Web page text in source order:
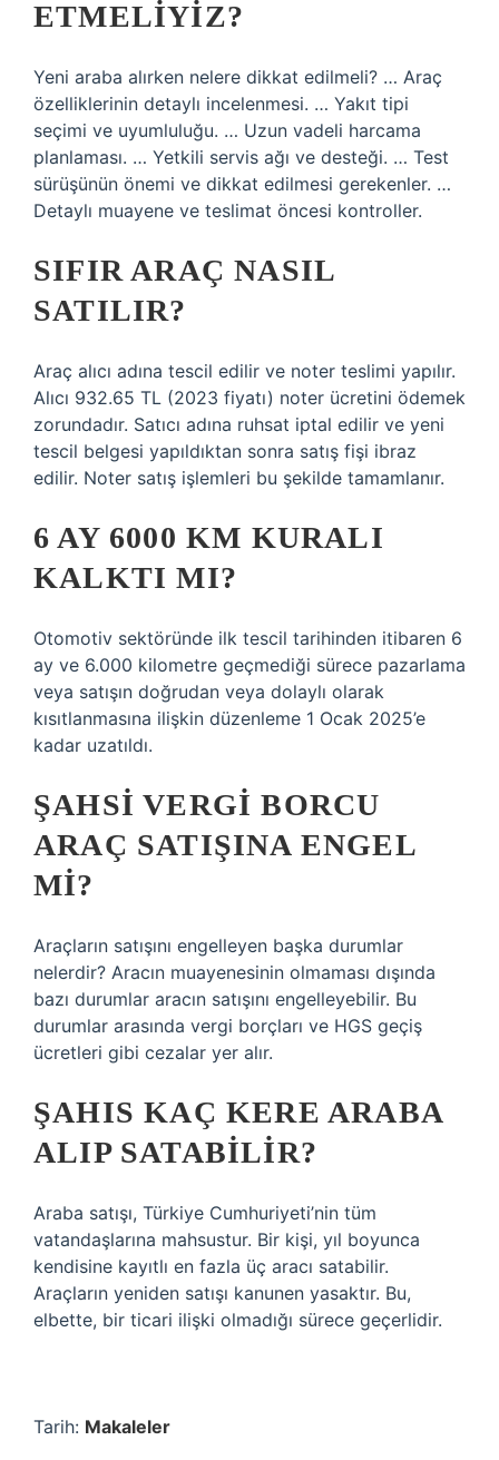
ETMELIYIZ?
Yeni araba alırken nelere dikkat edilmeli? … Araç
özelliklerinin detaylı incelenmesi. … Yakıt tipi
seçimi ve uyumluluğu. … Uzun vadeli harcama
planlaması. … Yetkili servis ağı ve desteği. … Test
sürüşünün önemi ve dikkat edilmesi gerekenler. …
Detaylı muayene ve teslimat öncesi kontroller.
SIFIR ARAÇ NASIL
SATILIR?
Araç alıcı adına tescil edilir ve noter teslimi yapılır.
Alıcı 932.65 TL (2023 fiyatı) noter ücretini ödemek
zorundadır. Satıcı adına ruhsat iptal edilir ve yeni
tescil belgesi yapıldıktan sonra satış fişi ibraz
edilir. Noter satış işlemleri bu şekilde tamamlanır.
6 AY 6000 KM KURALI
KALKTI MI?
Otomotiv sektöründe ilk tescil tarihinden itibaren 6
ay ve 6.000 kilometre geçmediği sürece pazarlama
veya satışın doğrudan veya dolaylı olarak
kısıtlanmasına ilişkin düzenleme 1 Ocak 2025’e
kadar uzatıldı.
ŞAHSI VERGI BORCU
ARAÇ SATIŞINA ENGEL
MI?
Araçların satışını engelleyen başka durumlar
nelerdir? Aracın muayenesinin olmaması dışında
bazı durumlar aracın satışını engelleyebilir. Bu
durumlar arasında vergi borçları ve HGS geçiş
ücretleri gibi cezalar yer alır.
ŞAHIS KAÇ KERE ARABA
ALIP SATABILIR?
Araba satışı, Türkiye Cumhuriyeti’nin tüm
vatandaşlarına mahsustur. Bir kişi, yıl boyunca
kendisine kayıtlı en fazla üç aracı satabilir.
Araçların yeniden satışı kanunen yasaktır. Bu,
elbette, bir ticari ilişki olmadığı sürece geçerlidir.
Tarih: Makaleler